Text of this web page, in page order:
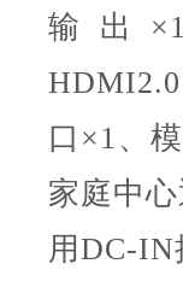
输出
口×1、
家庭中
用DC-IN